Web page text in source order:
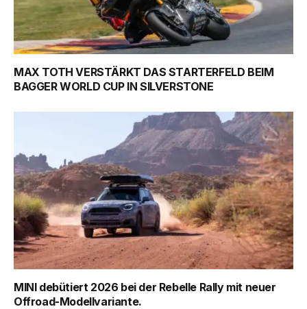
MAX TOTH VERSTÄRKT DAS STARTERFELD BEIM
BAGGER WORLD CUP IN SILVERSTONE
MINI debütiert 2026 bei der Rebelle Rally mit neuer
Offroad-Modellvariante.